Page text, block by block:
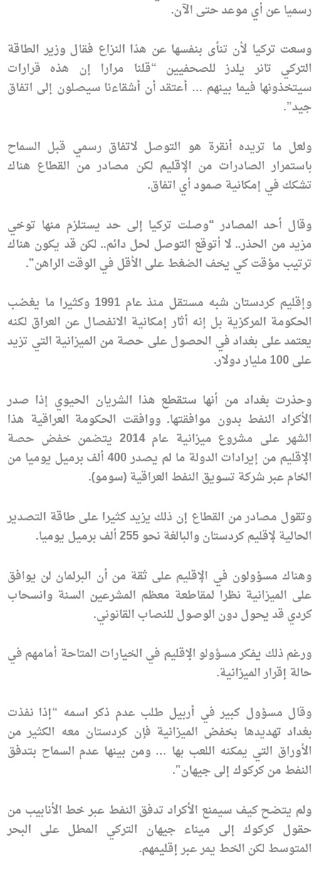
رسميا عن أي موعد حتى الآن.
وسعت تركيا لأن تنأى بنفسها عن هذا النزاع فقال وزير الطاقة
التركي تانر يلدز للصحفيين “قلنا مرارا إن هذه قرارات
سيتخذونها فيما بينهم … أعتقد أن أشقاءنا سيصلون إلى اتفاق
جيد”.
ولعل ما تريده أنقرة هو التوصل لاتفاق رسمي قبل السماح
باستمرار الصادرات من الإقليم لكن مصادر من القطاع هناك
تشكك في إمكانية صمود أي اتفاق.
وقال أحد المصادر “وصلت تركيا إلى حد يستلزم منها توخي
مزيد من الحذر.. لا أتوقع التوصل لحل دائم.. لكن قد يكون هناك
ترتيب مؤقت كي يخف الضغط على الأقل في الوقت الراهن”.
وإقليم كردستان شبه مستقل منذ عام 1991 وكثيرا ما يغضب
الحكومة المركزية بل إنه أثار إمكانية الانفصال عن العراق لكنه
يعتمد على بغداد في الحصول على حصة من الميزانية التي تزيد
على 100 مليار دولار.
وحذرت بغداد من أنها ستقطع هذا الشريان الحيوي إذا صدر
الأكراد النفط بدون موافقتها. ووافقت الحكومة العراقية هذا
الشهر على مشروع ميزانية عام 2014 يتضمن خفض حصة
الإقليم من إيرادات الدولة ما لم يصدر 400 ألف برميل يوميا من
الخام عبر شركة تسويق النفط العراقية (سومو).
وتقول مصادر من القطاع إن ذلك يزيد كثيرا على طاقة التصدير
الحالية لإقليم كردستان والبالغة نحو 255 ألف برميل يوميا.
وهناك مسؤولون في الإقليم على ثقة من أن البرلمان لن يوافق
على الميزانية نظرا لمقاطعة معظم المشرعين السنة وانسحاب
كردي قد يحول دون الوصول للنصاب القانوني.
ورغم ذلك يفكر مسؤولو الإقليم في الخيارات المتاحة أمامهم في
حالة إقرار الميزانية.
وقال مسؤول كبير في أربيل طلب عدم ذكر اسمه “إذا نفذت
بغداد تهديدها بخفض الميزانية فإن كردستان معه الكثير من
الأوراق التي يمكنه اللعب بها … ومن بينها عدم السماح بتدفق
النفط من كركوك إلى جيهان”.
ولم يتضح كيف سيمنع الأكراد تدفق النفط عبر خط الأنابيب من
حقول كركوك إلى ميناء جيهان التركي المطل على البحر
المتوسط لكن الخط يمر عبر إقليمهم.